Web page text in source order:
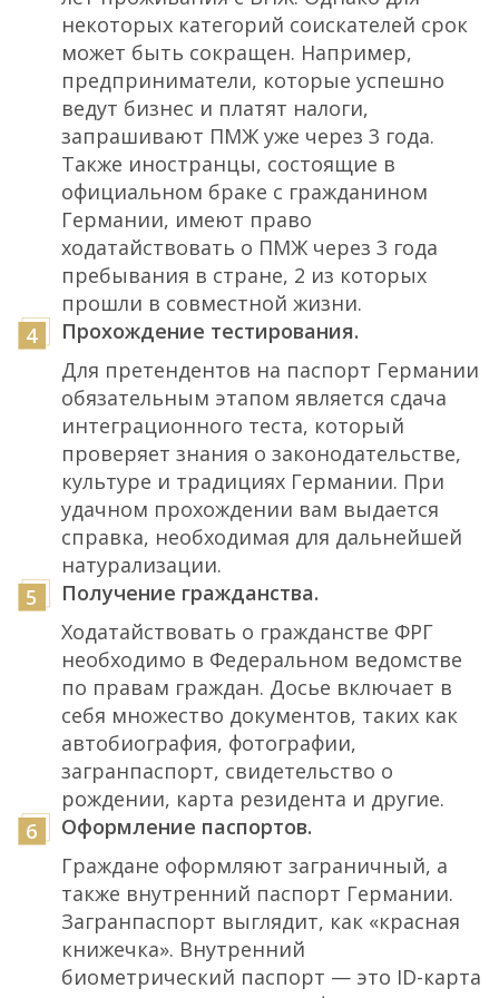
некоторых категорий соискателей срок
может быть сокращен. Например,
предприниматели, которые успешно
ведут бизнес и платят налоги,
запрашивают ПМЖ уже через 3 года.
Также иностранцы, состоящие в
официальном браке с гражданином
Германии, имеют право
ходатайствовать о ПМЖ через 3 года
пребывания в стране, 2 из которых
прошли в совместной жизни.
Прохождение тестирования.
Для претендентов на паспорт Германии
обязательным этапом является сдача
интеграционного теста, который
проверяет знания о законодательстве,
культуре и традициях Германии. При
удачном прохождении вам выдается
справка, необходимая для дальнейшей
натурализации.
Получение гражданства.
Ходатайствовать о гражданстве ФРГ
необходимо в Федеральном ведомстве
по правам граждан. Досье включает в
себя множество документов, таких как
автобиография, фотографии,
загранпаспорт, свидетельство о
рождении, карта резидента и другие.
Оформление паспортов.
Граждане оформляют заграничный, а
также внутренний паспорт Германии.
Загранпаспорт выглядит, как «красная
книжечка». Внутренний
биометрический паспорт — это ID-карта